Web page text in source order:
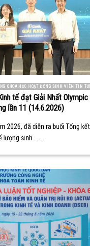
KHOA HỌC HOẠT ĐỘNG SINH VIÊN TIN
tế đạt Giải Nhất Olympic
lần 11 (14.6.2026)
2026, đã diễn ra buổi Tổng kết
sinh ... ...